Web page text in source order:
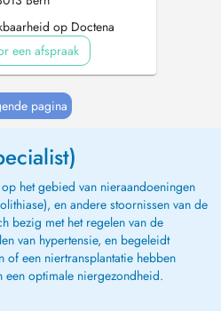
op Doctena
een afspraak
pagina
het gebied van nieraandoeningen
en andere stoornissen van de
bezig met het regelen van de
van hypertensie, en begeleidt
of een niertransplantatie hebben
optimale niergezondheid.